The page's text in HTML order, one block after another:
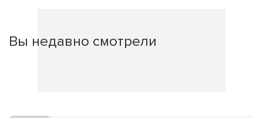
Вы недавно смотрели